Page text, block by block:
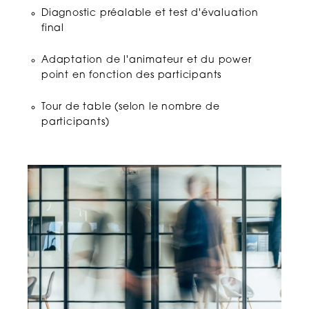
repos pour les salariés à temps
Rupture de contrat de travail –
évaluer les risques avant d’agir
Accidents du travail et maladies
Un choc émotionnel subi en
télétravail est-il constitutif d’un
Propos choquants ou humour –
Rupture du contrat
La lecture d’un mail anodin
peut il provoquer un accident du
travail ?
Le soin à apporter à la
rédaction de la lettre de
Diagnostic préalable et test d'évaluation
final
Adaptation de l'animateur et du power
point en fonction des participants
Tour de table (selon le nombre de
participants)